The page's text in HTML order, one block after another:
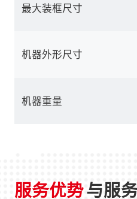
最大装框尺寸
机器外形尺寸
机器重量
服务优势与服